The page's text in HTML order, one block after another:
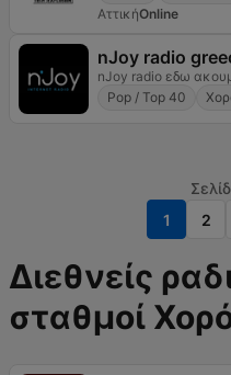
ΑττικήOnline
nJoy radio
Pop / Top 40
1
2
Διεθνείς
σταθμοί